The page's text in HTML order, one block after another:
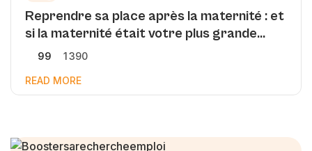
Reprendre sa place après la maternité : et
si la maternité était votre plus grande
force professionnelle ?
99 1 390
READ MORE